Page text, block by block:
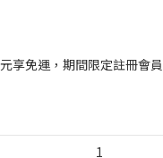
享免運，期間限定註冊會